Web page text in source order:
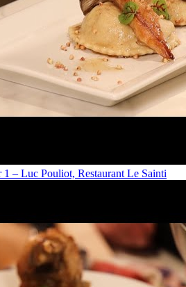
1 – Luc Pouliot, Restaurant Le Sainti